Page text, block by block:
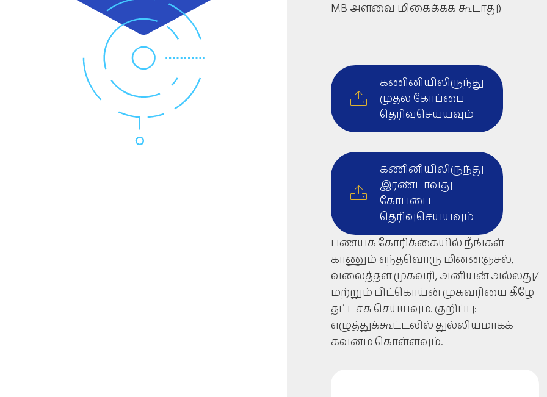
MB அளவை மிகைக்கக் கூடாது)
கணினியிலிருந்து
முதல் கோப்பை
தெரிவுசெய்யவும்
கணினியிலிருந்து
இரண்டாவது
கோப்பை
தெரிவுசெய்யவும்
பணயக் கோரிக்கையில் நீங்கள்
காணும் எந்தவொரு மின்னஞ்சல்,
வலைத்தள முகவரி, அனியன் அல்லது/
மற்றும் பிட்கொய்ன் முகவரியை கீழே
தட்டச்சு செய்யவும். குறிப்பு:
எழுத்துக்கூட்டலில் துல்லியமாகக்
கவனம் கொள்ளவும்.